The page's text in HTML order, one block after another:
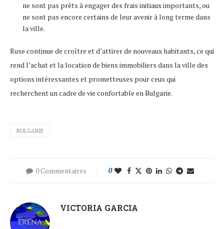
ne sont pas prêts à engager des frais initiaux importants, ou
ne sont pas encore certains de leur avenir à long terme dans
la ville.
Ruse continue de croître et d’attirer de nouveaux habitants, ce qui
rend l’achat et la location de biens immobiliers dans la ville des
options intéressantes et prometteuses pour ceux qui
recherchent un cadre de vie confortable en Bulgarie.
BULGARIE
0 Commentaires 0
VICTORIA GARCIA